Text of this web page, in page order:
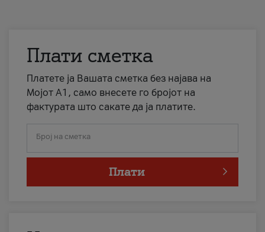
Плати сметка
Платете ја Вашата сметка без најава на
Мојот А1, само внесете го бројот на
фактурата што сакате да ја платите.
Број на сметка
Плати